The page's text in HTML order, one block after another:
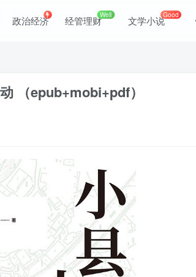
政治经济 经管理财Well 文学小说Good
（epub+mobi+pdf）
登录
没有账号？立即注册